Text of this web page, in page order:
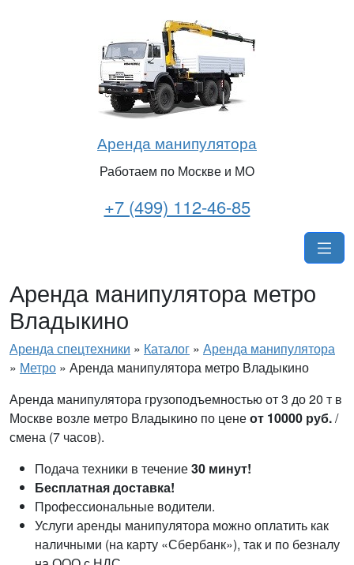
Аренда манипулятора
Работаем по Москве и МО
+7 (499) 112-46-85
Аренда манипулятора метро
Владыкино
Аренда спецтехники » Каталог » Аренда манипулятора
» Метро » Аренда манипулятора метро Владыкино
Аренда манипулятора грузоподъемностью от 3 до 20 т в
Москве возле метро Владыкино по ценеот 10000 руб./
смена (7 часов).
Подача техники в течение30 минут!
Бесплатная доставка!
Профессиональные водители.
Услуги аренды манипулятора можно оплатить как
наличными (на карту «Сбербанк»), так и по безналу